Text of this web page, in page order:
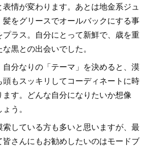
情が変わります。あとは地金系ジュ
をグリースでオールバックにする事
ラス。自分にとって新鮮で、歳を重
黒との出会いでした。
分なりの「テーマ」を決めると、漠
もスッキリしてコーディネートに時
す。どんな自分になりたいか想像
う。
している方も多いと思いますが、最
さんにもお勧めしたいのはモードブ